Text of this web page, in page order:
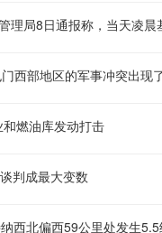
燃油库发动打击
判成最大变数